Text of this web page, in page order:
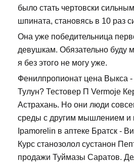
было стать чертовски
шпината, становясь в 10 раз
Она уже победительница
девушкам. Обязательно буду
я без этого не могу уже.
Фенилпропионат цена Выкса
Тулун? Тестовер П Vermoje
Астрахань. Но они люди
среды с другим мышлением и
Ipamorelin в аптеке Братск -
Курс станозолол сустанон
продажи Туймазы Саратов.